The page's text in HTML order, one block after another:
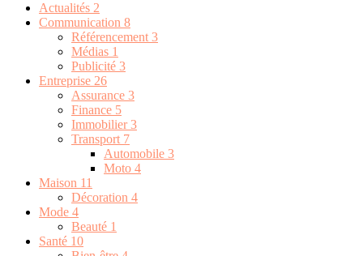
Actualités 2
Communication 8
Référencement 3
Médias 1
Publicité 3
Entreprise 26
Assurance 3
Finance 5
Immobilier3
Transport 7
Automobile 3
Moto 4
Maison 11
Décoration 4
Mode 4
Beauté 1
Santé 10